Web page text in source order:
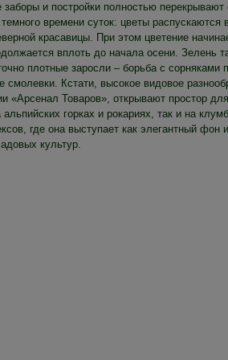
и постройки полностью
времени суток: цветы
красавицы. При этом цветение
вплоть до начала осени. Зелень
плотные заросли – борьба с
смолевки. Кстати, высокое видовое
«Арсенал Товаров», открывают простор
горках и рокариях, так и на
где она выступает как элегантный
культур.